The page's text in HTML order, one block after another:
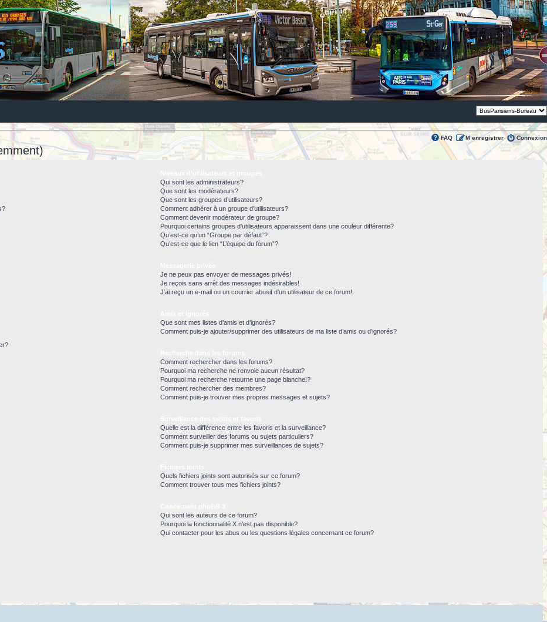
FAQ M’enregistrer Connexion
Qui sont les administrateurs?
Que sont les modérateurs?
Que sont les groupes d’utilisateurs?
Comment adhérer à un groupe d’utilisateurs?
Comment devenir modérateur de groupe?
Pourquoi certains groupes d’utilisateurs apparaissent dans une couleur différente?
Qu’est-ce qu’un “Groupe par défaut”?
Qu’est-ce que le lien “L’équipe du forum”?
Je ne peux pas envoyer de messages privés!
Je reçois sans arrêt des messages indésirables!
J’ai reçu un e-mail ou un courrier abusif d’un utilisateur de ce forum!
Que sont mes listes d’amis et d’ignorés?
Comment puis-je ajouter/supprimer des utilisateurs de ma liste d’amis ou d’ignorés?
Comment rechercher dans les forums?
Pourquoi ma recherche ne renvoie aucun résultat?
Pourquoi ma recherche retourne une page blanche!?
Comment rechercher des membres?
Comment puis-je trouver mes propres messages et sujets?
Quelle est la différence entre les favoris et la surveillance?
Comment surveiller des forums ou sujets particuliers?
Comment puis-je supprimer mes surveillances de sujets?
Quels fichiers joints sont autorisés sur ce forum?
Comment trouver tous mes fichiers joints?
Qui sont les auteurs de ce forum?
Pourquoi la fonctionnalité X n’est pas disponible?
Qui contacter pour les abus ou les questions légales concernant ce forum?